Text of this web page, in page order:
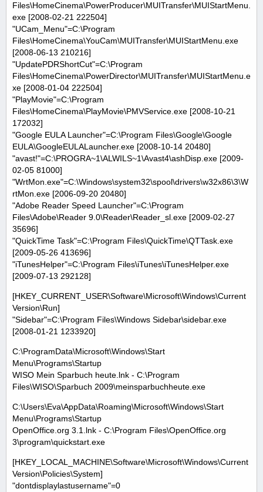
Files\HomeCinema\PowerProducer\MUITransfer\MUIStartMenu.
exe [2008-02-21 222504]
"UCam_Menu"=C:\Program
Files\HomeCinema\YouCam\MUITransfer\MUIStartMenu.exe
[2008-06-13 210216]
"UpdatePDRShortCut"=C:\Program
Files\HomeCinema\PowerDirector\MUITransfer\MUIStartMenu.e
xe [2008-01-04 222504]
"PlayMovie"=C:\Program
Files\HomeCinema\PlayMovie\PMVService.exe [2008-10-21
172032]
"Google EULA Launcher"=C:\Program Files\Google\Google
EULA\GoogleEULALauncher.exe [2008-10-14 20480]
"avast!"=C:\PROGRA~1\ALWILS~1\Avast4\ashDisp.exe [2009-
02-05 81000]
"WrtMon.exe"=C:\Windows\system32\spool\drivers\w32x86\3\W
rtMon.exe [2006-09-20 20480]
"Adobe Reader Speed Launcher"=C:\Program
Files\Adobe\Reader 9.0\Reader\Reader_sl.exe [2009-02-27
35696]
"QuickTime Task"=C:\Program Files\QuickTime\QTTask.exe
[2009-05-26 413696]
"iTunesHelper"=C:\Program Files\iTunes\iTunesHelper.exe
[2009-07-13 292128]
[HKEY_CURRENT_USER\Software\Microsoft\Windows\Current
Version\Run]
"Sidebar"=C:\Program Files\Windows Sidebar\sidebar.exe
[2008-01-21 1233920]
C:\ProgramData\Microsoft\Windows\Start
Menu\Programs\Startup
WISO Mein Sparbuch heute.lnk - C:\Program
Files\WISO\Sparbuch 2009\meinsparbuchheute.exe
C:\Users\Eva\AppData\Roaming\Microsoft\Windows\Start
Menu\Programs\Startup
OpenOffice.org 3.1.lnk - C:\Program Files\OpenOffice.org
3\program\quickstart.exe
[HKEY_LOCAL_MACHINE\Software\Microsoft\Windows\Current
Version\Policies\System]
"dontdisplaylastusername"=0